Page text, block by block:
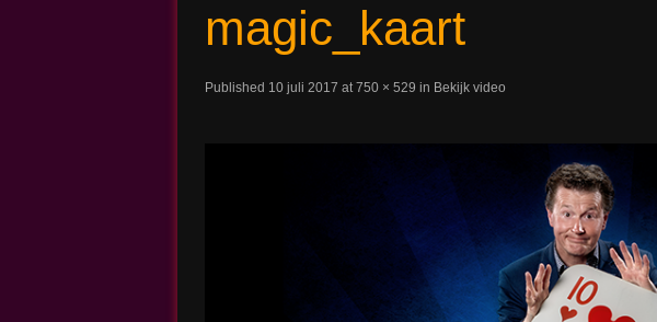
magic_kaart
Published 10 juli 2017 at750 × 529 in Bekijk video